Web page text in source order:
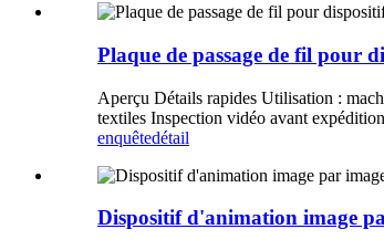
Plaque de passage de fil pour
Aperçu Détails rapides Utilisation :
textiles Inspection vidéo avant
enquêtedétail
Dispositif d'animation image